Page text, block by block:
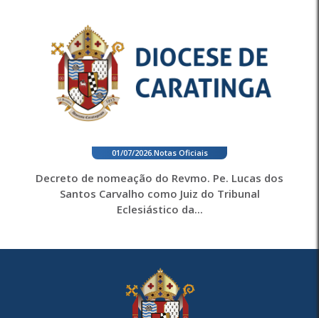
01/07/2026. Notas Oficiais
Decreto de nomeação do Revmo. Pe. Lucas dos
Santos Carvalho como Juiz do Tribunal
Eclesiástico da...